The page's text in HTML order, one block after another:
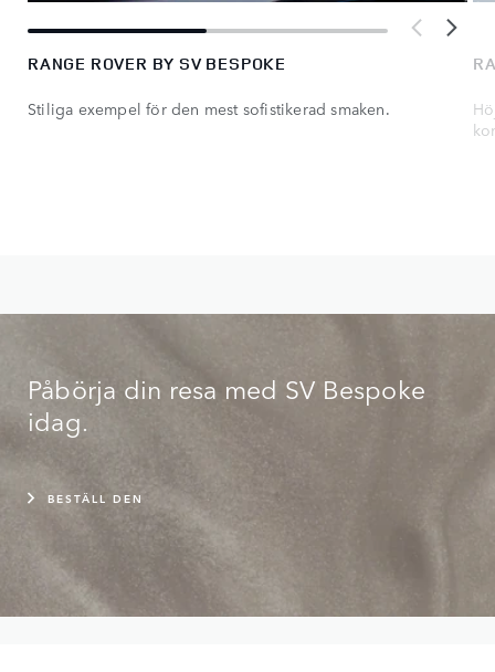
RANGE ROVER BY SV BESPOKE
Stiliga exempel för den mest sofistikerad smaken.
Påbörja din resa med SV Bespoke
idag.
BESTÄLL DEN